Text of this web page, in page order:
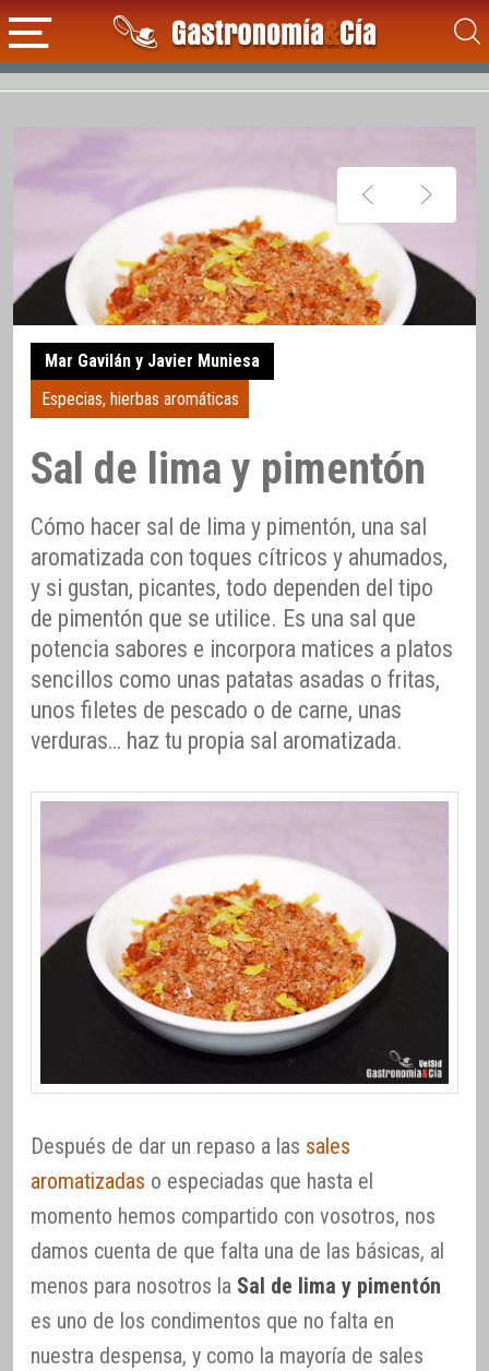
Mar Gavilán y Javier Muniesa
Especias, hierbas aromáticas
Sal de lima y pimentón
Cómo hacer sal de lima y pimentón, una sal
aromatizada con toques cítricos y ahumados,
y si gustan, picantes, todo dependen del tipo
de pimentón que se utilice. Es una sal que
potencia sabores e incorpora matices a platos
sencillos como unas patatas asadas o fritas,
unos filetes de pescado o de carne, unas
verduras… haz tu propia sal aromatizada.
Después de dar un repaso a las sales
aromatizadas o especiadas que hasta el
momento hemos compartido con vosotros, nos
damos cuenta de que falta una de las básicas, al
menos para nosotros la Sal de lima y pimentón
es uno de los condimentos que no falta en
nuestra despensa, y como la mayoría de sales